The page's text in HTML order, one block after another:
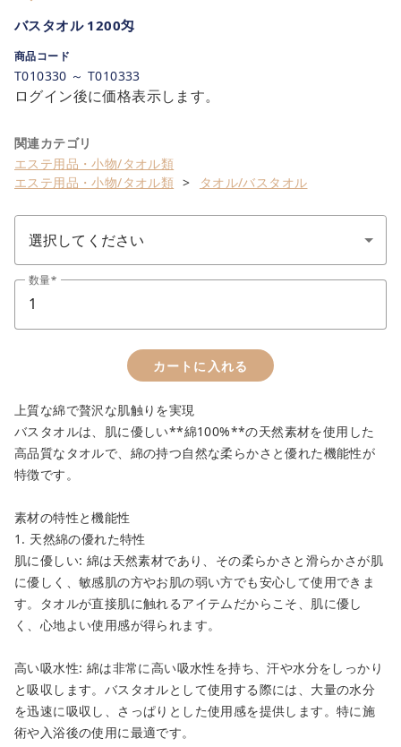
バスタオル 1200匁
商品コード
T010330 ～ T010333
ログイン後に価格表示します。
関連カテゴリ
エステ用品・小物/タオル類
エステ用品・小物/タオル類
タオル/バスタオル
数量
カートに入れる
close
カートに追加しました。
上質な綿で贅沢な肌触りを実現
バスタオルは、肌に優しい**綿100%**の天然素材を使用した
高品質なタオルで、綿の持つ自然な柔らかさと優れた機能性が
特徴です。
素材の特性と機能性
1. 天然綿の優れた特性
肌に優しい: 綿は天然素材であり、その柔らかさと滑らかさが肌
に優しく、敏感肌の方やお肌の弱い方でも安心して使用できま
す。タオルが直接肌に触れるアイテムだからこそ、肌に優し
く、心地よい使用感が得られます。
高い吸水性: 綿は非常に高い吸水性を持ち、汗や水分をしっかり
と吸収します。バスタオルとして使用する際には、大量の水分
を迅速に吸収し、さっぱりとした使用感を提供します。特に施
術や入浴後の使用に最適です。